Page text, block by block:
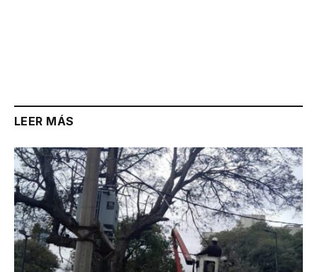
LEER MÁS